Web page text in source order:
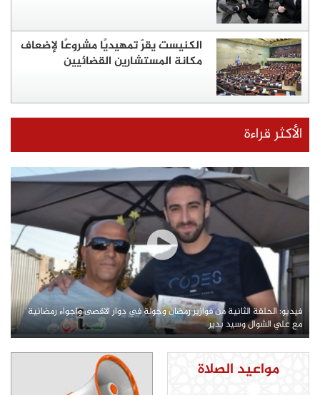
الكنيست يقرّ تمهيديًا مشروعًا لإضعاف
مكانة المستشارين القضائيين
الأكثر قراءة
فيديو: الحلقة الثانية من فوازير رمضان وجولة في دوار الاقصى واجواء رمضانية
مع علي الشوال وسيد بدير
مواعيد الصلاة